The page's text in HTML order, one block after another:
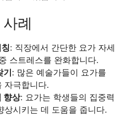
례
: 직장에서 간단한 요가 자세
스트레스를 완화합니다.
: 많은 예술가들이 요가를
자극합니다.
향상: 요가는 학생들의 집중력
상시키는 데 도움을 줍니다.